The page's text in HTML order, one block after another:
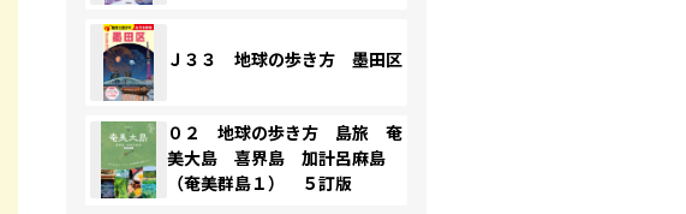
Ｊ３３ 地球の歩き方 墨田区
０２ 地球の歩き方 島旅 奄
美大島 喜界島 加計呂麻島
（奄美群島１） ５訂版